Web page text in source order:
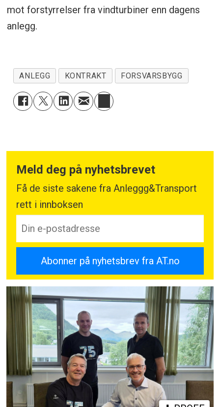
mot forstyrrelser fra vindturbiner enn dagens
anlegg.
ANLEGG KONTRAKT FORSVARSBYGG
Meld deg på nyhetsbrevet
Få de siste sakene fra Anleggg&Transport
rett i innboksen